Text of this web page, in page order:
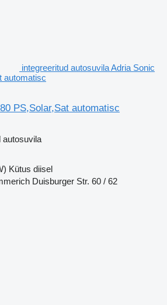
integreeritud autosuvila Adria Sonic
automatisc
PS,Solar,Sat automatisc
autosuvila
Kütus diisel
Duisburger Str. 60 / 62